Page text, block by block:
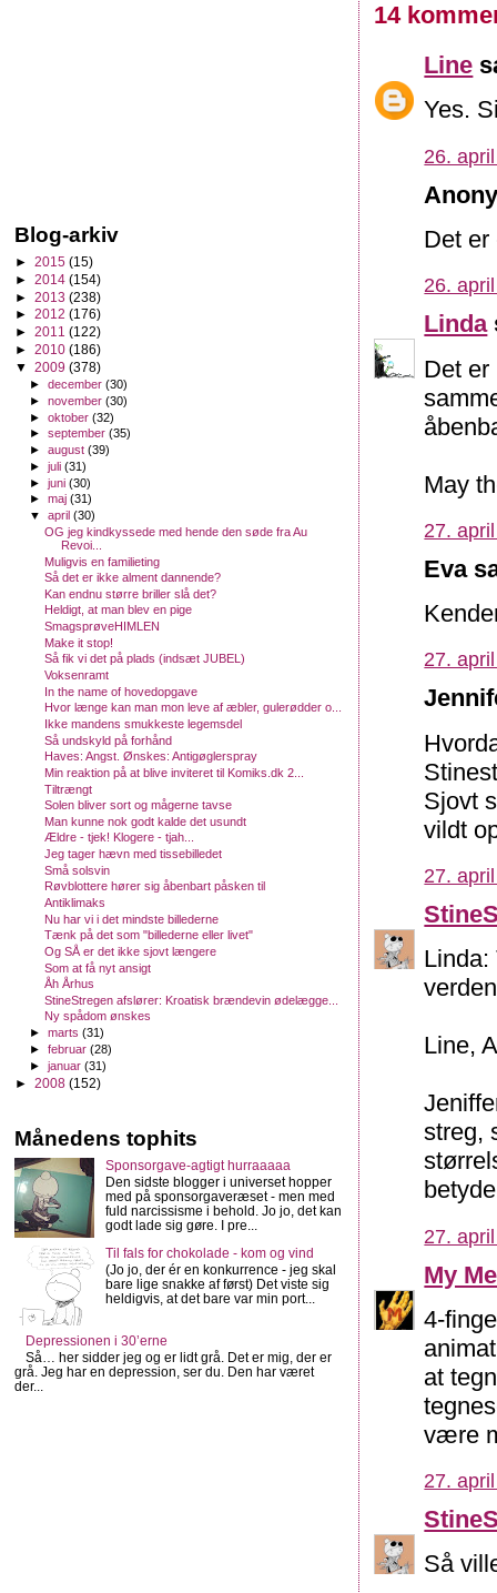
14
Line
Yes.
26.
Det er
26.
Linda
Det er
May
27.
Eva
27.
Sjovt
vildt
27.
Line,
streg,
27.
My
4-
at
være
27.
Så
Blog-arkiv
► 2015 (15)
► 2014 (154)
► 2013 (238)
► 2012 (176)
► 2011 (122)
► 2010 (186)
▼ 2009 (378)
►december(30)
►november(30)
►oktober(32)
►september(35)
►august(39)
►juli(31)
►juni(30)
►maj(31)
▼april(30)
OG jeg kindkyssede med hende den søde fra Au
Revoi...
Muligvis en familieting
Så det er ikke alment dannende?
Kan endnu større briller slå det?
Heldigt, at man blev en pige
SmagsprøveHIMLEN
Make it stop!
Så fik vi det på plads (indsæt JUBEL)
Voksenramt
In the name of hovedopgave
Hvor længe kan man mon leve af æbler, gulerødder o...
Ikke mandens smukkeste legemsdel
Så undskyld på forhånd
Haves: Angst. Ønskes: Antigøglerspray
Min reaktion på at blive inviteret til Komiks.dk 2...
Tiltrængt
Solen bliver sort og mågerne tavse
Man kunne nok godt kalde det usundt
Ældre - tjek! Klogere - tjah...
Jeg tager hævn med tissebilledet
Små solsvin
Røvblottere hører sig åbenbart påsken til
Antiklimaks
Nu har vi i det mindste billederne
Tænk på det som "billederne eller livet"
Og SÅ er det ikke sjovt længere
Som at få nyt ansigt
Åh Århus
StineStregen afslører: Kroatisk brændevin ødelægge...
Ny spådom ønskes
►marts(31)
►februar(28)
►januar(31)
► 2008 (152)
Månedens tophits
Sponsorgave-agtigt hurraaaaa
Den sidste blogger i universet hopper
med på sponsorgaveræset - men med
fuld narcissisme i behold. Jo jo, det kan
godt lade sig gøre. I pre...
Til fals for chokolade - kom og vind
(Jo jo, der ér en konkurrence - jeg skal
bare lige snakke af først) Det viste sig
heldigvis, at det bare var min port...
Depressionen i 30’erne
Så… her sidder jeg og er lidt grå. Det er mig, der er
grå. Jeg har en depression, ser du. Den har været
der...